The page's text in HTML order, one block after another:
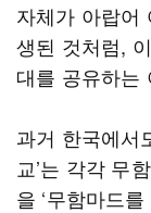
자체가 아랍어
생된 것처럼,
대를 공유하는
과거 한국에서
교’는 각각 무
을 ‘무함마드